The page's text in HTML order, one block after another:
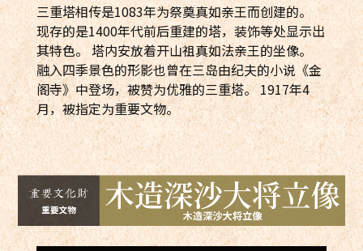
三重塔相传是1083年为祭奠真如亲王而创建的。
现存的是1400年代前后重建的塔，装饰等处显示出
其特色。 塔内安放着开山祖真如法亲王的坐像。
融入四季景色的形影也曾在三岛由纪夫的小说《金
阁寺》中登场，被赞为优雅的三重塔。 1917年4
月，被指定为重要文物。